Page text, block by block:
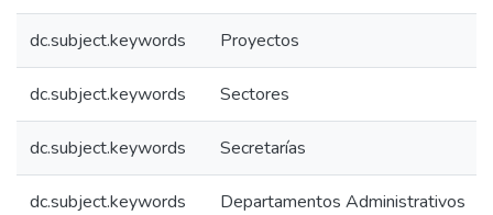
dc.subject.keywords Proyectos
dc.subject.keywords Sectores
dc.subject.keywords Secretarías
dc.subject.keywords Departamentos Administrativos